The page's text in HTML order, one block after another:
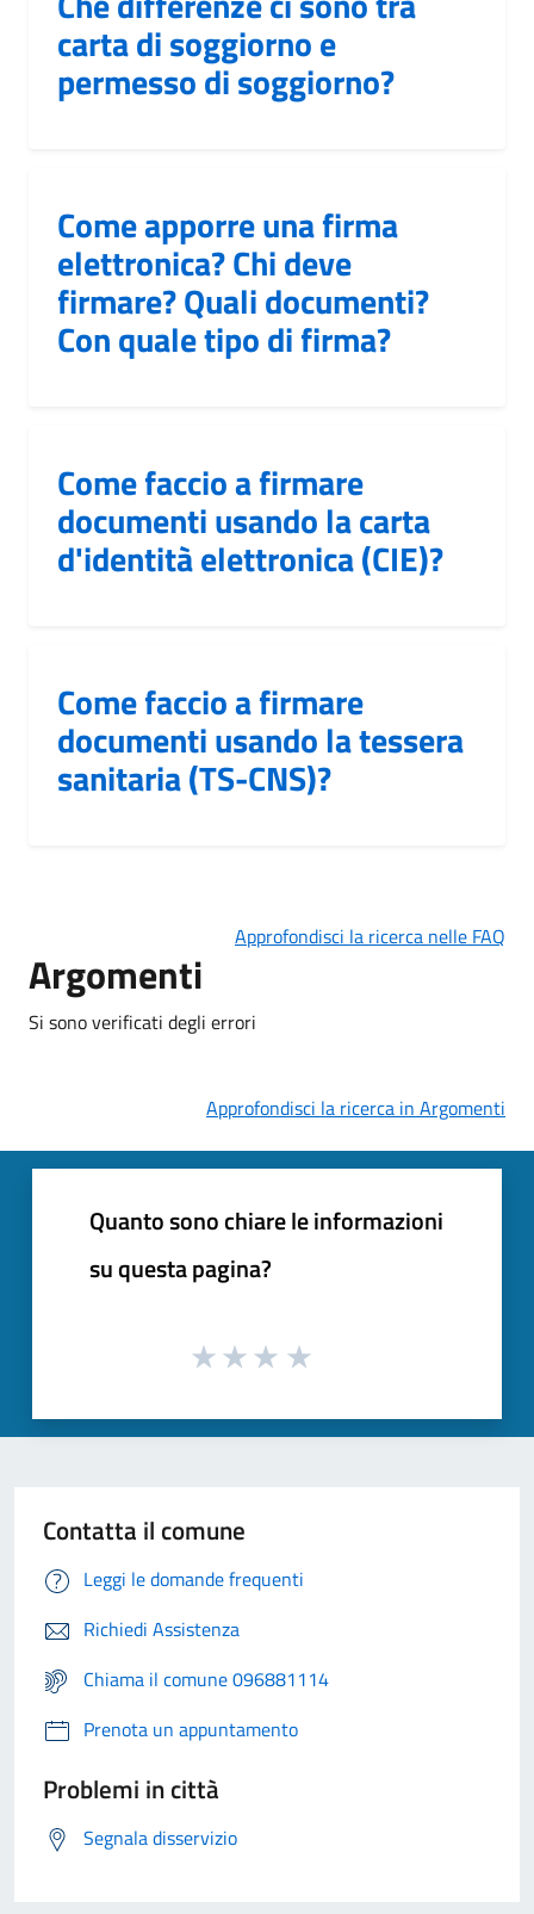
carta di soggiorno e
permesso di soggiorno?
Come apporre una firma
elettronica? Chi deve
firmare? Quali documenti?
Con quale tipo di firma?
Come faccio a firmare
documenti usando la carta
d'identità elettronica (CIE)?
Come faccio a firmare
documenti usando la tessera
sanitaria (TS-CNS)?
Approfondisci la ricerca nelle FAQ
Argomenti
Si sono verificati degli errori
Approfondisci la ricerca in Argomenti
Quanto sono chiare le informazioni
su questa pagina?
Contatta il comune
Leggi le domande frequenti
Richiedi Assistenza
Chiama il comune 096881114
Prenota un appuntamento
Problemi in città
Segnala disservizio